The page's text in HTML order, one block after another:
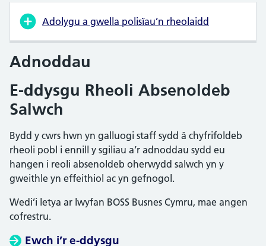
Adolygu a gwella polisïau’n rheolaidd
Adnoddau
E-ddysgu Rheoli Absenoldeb
Salwch
Bydd y cwrs hwn yn galluogi staff sydd â chyfrifoldeb
rheoli pobl i ennill y sgiliau a’r adnoddau sydd eu
hangen i reoli absenoldeb oherwydd salwch yn y
gweithle yn effeithiol ac yn gefnogol.
Wedi’i letya ar lwyfan BOSS Busnes Cymru, mae angen
cofrestru.
Ewch i’r e-ddysgu